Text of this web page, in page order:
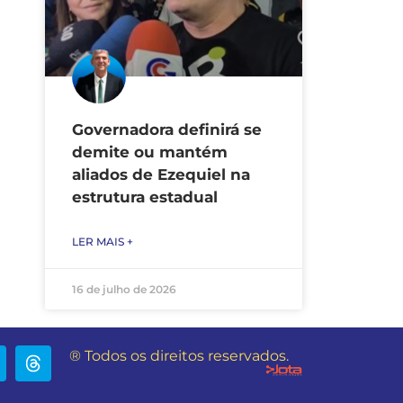
Governadora definirá se
demite ou mantém
aliados de Ezequiel na
estrutura estadual
LER MAIS +
16 de julho de 2026
® Todos os direitos reservados.